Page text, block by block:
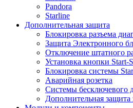
Pandora
Starline
Дополнительная защита
Блокировка разъема
Защита Электронного
Отключение штатного
Установка кнопки Start-
Блокировка системы
Аварийная розетка
Системы бесключевого
Дополнительная защита